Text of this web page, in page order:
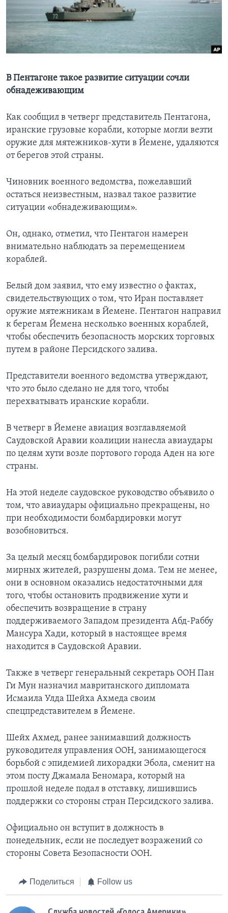
Learning English
СОЦИАЛЬНЫЕ СЕТИ
Языки
В Пентагоне такое развитие ситуации сочли
обнадеживающим
Как сообщил в четверг представитель Пентагона,
иранские грузовые корабли, которые могли везти
оружие для мятежников-хути в Йемене, удаляются
от берегов этой страны.
Чиновник военного ведомства, пожелавший
остаться неизвестным, назвал такое развитие
ситуации «обнадеживающим».
Он, однако, отметил, что Пентагон намерен
внимательно наблюдать за перемещением
кораблей.
Белый дом заявил, что ему известно о фактах,
свидетельствующих о том, что Иран поставляет
оружие мятежникам в Йемене. Пентагон направил
к берегам Йемена несколько военных кораблей,
чтобы обеспечить безопасность морских торговых
путем в районе Персидского залива.
Представители военного ведомства утверждают,
что это было сделано не для того, чтобы
перехватывать иранские корабли.
В четверг в Йемене авиация возглавляемой
Саудовской Аравии коалиции нанесла авиаудары
по целям хути возле портового города Аден на юге
страны.
На этой неделе саудовское руководство объявило о
том, что авиаудары официально прекращены, но
при необходимости бомбардировки могут
возобновиться.
За целый месяц бомбардировок погибли сотни
мирных жителей, разрушены дома. Тем не менее,
они в основном оказались недостаточными для
того, чтобы остановить продвижение хути и
обеспечить возвращение в страну
поддерживаемого Западом президента Абд-Раббу
Мансура Хади, который в настоящее время
находится в Саудовской Аравии.
Также в четверг генеральный секретарь ООН Пан
Ги Мун назначил мавританского дипломата
Исмаила Улда Шейха Ахмеда своим
спецпредставителем в Йемене.
Шейх Ахмед, ранее занимавший должность
руководителя управления ООН, занимающегося
борьбой с эпидемией лихорадки Эбола, сменит на
этом посту Джамала Беномара, который на
прошлой неделе подал в отставку, лишившись
поддержки со стороны стран Персидского залива.
Официально он вступит в должность в
понедельник, если не последует возражений со
стороны Совета Безопасности ООН.
Поделиться Follow us